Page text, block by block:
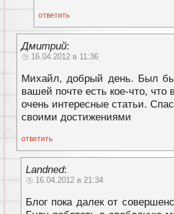
ответить
Дмитрий:
16.04.2012 в 11:36
Михайл, добрый день. Был бы
вашей почте есть кое-что,
очень интересные статьи.
своими достижениями
ответить
Landned:
16.04.2012 в 21:34
Блог пока далек от